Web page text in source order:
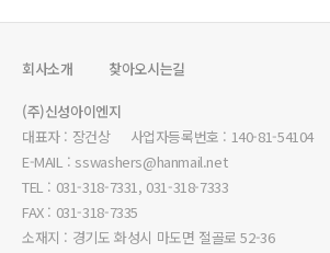
회사소개 찾아오시는길
(주)신성아이엔지
대표자 : 장건상 사업자등록번호 : 140-81-54104
E-MAIL : sswashers@hanmail.net
TEL : 031-318-7331, 031-318-7333
FAX : 031-318-7335
소재지 : 경기도 화성시 마도면 절골로 52-36